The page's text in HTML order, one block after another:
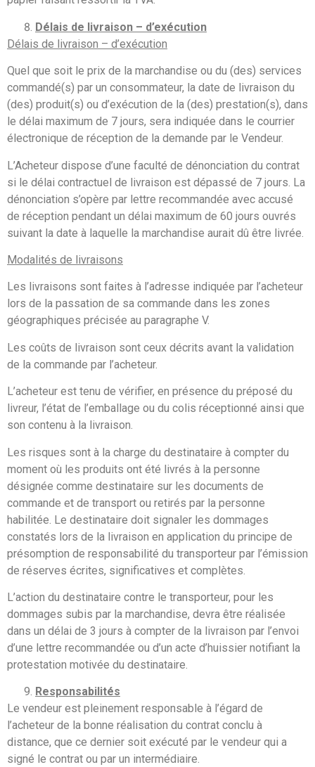
Délais de livraison – d’exécution
Délais de livraison – d’exécution
Quel que soit le prix de la marchandise ou du (des) services
commandé(s) par un consommateur, la date de livraison du
(des) produit(s) ou d’exécution de la (des) prestation(s), dans
le délai maximum de 7 jours, sera indiquée dans le courrier
électronique de réception de la demande par le Vendeur.
L’Acheteur dispose d’une faculté de dénonciation du contrat
si le délai contractuel de livraison est dépassé de 7 jours. La
dénonciation s’opère par lettre recommandée avec accusé
de réception pendant un délai maximum de 60 jours ouvrés
suivant la date à laquelle la marchandise aurait dû être livrée.
Modalités de livraisons
Les livraisons sont faites à l’adresse indiquée par l’acheteur
lors de la passation de sa commande dans les zones
géographiques précisée au paragraphe V.
Les coûts de livraison sont ceux décrits avant la validation
de la commande par l’acheteur.
L’acheteur est tenu de vérifier, en présence du préposé du
livreur, l’état de l’emballage ou du colis réceptionné ainsi que
son contenu à la livraison.
Les risques sont à la charge du destinataire à compter du
moment où les produits ont été livrés à la personne
désignée comme destinataire sur les documents de
commande et de transport ou retirés par la personne
habilitée. Le destinataire doit signaler les dommages
constatés lors de la livraison en application du principe de
présomption de responsabilité du transporteur par l’émission
de réserves écrites, significatives et complètes.
L’action du destinataire contre le transporteur, pour les
dommages subis par la marchandise, devra être réalisée
dans un délai de 3 jours à compter de la livraison par l’envoi
d’une lettre recommandée ou d’un acte d’huissier notifiant la
protestation motivée du destinataire.
Responsabilités
Le vendeur est pleinement responsable à l’égard de
l’acheteur de la bonne réalisation du contrat conclu à
distance, que ce dernier soit exécuté par le vendeur qui a
signé le contrat ou par un intermédiaire.